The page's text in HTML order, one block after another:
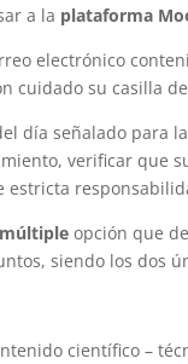
a la plataforma
electrónico
cuidado su casilla
día señalado para
verificar que
estricta
opción que
siendo los dos
científico –